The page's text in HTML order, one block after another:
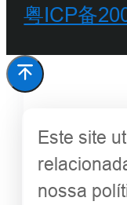
粤ICP备
Este site
nossa